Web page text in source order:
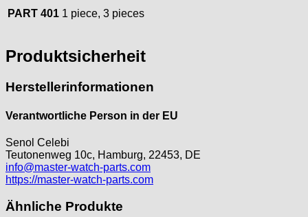
Kaiser
Lorsa
MSR
ORC
Otero
Peseux
PUW
ST "Standard "
PART 401 1 piece, 3 pieces
Produktsicherheit
Herstellerinformationen
Verantwortliche Person in der EU
Senol Celebi
Teutonenweg 10c, Hamburg, 22453, DE
info@master-watch-parts.com
https://master-watch-parts.com
Ähnliche Produkte